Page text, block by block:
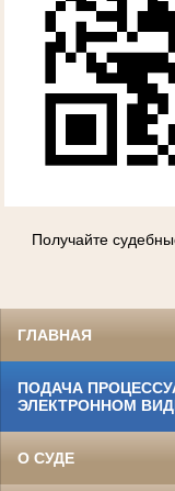
Получайте
ГЛАВНАЯ
ПОДАЧА
ЭЛЕКТРОННОМ
О СУДЕ